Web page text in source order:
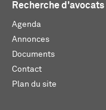
Recherche d'avocats
Agenda
Annonces
Documents
Contact
Plan du site